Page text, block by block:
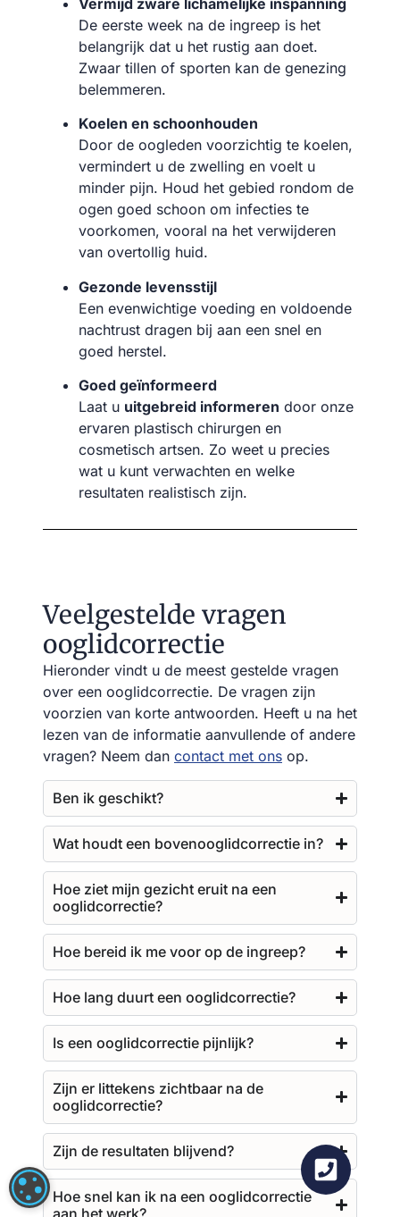
De eerste week na de ingreep is het
belangrijk dat u het rustig aan doet.
Zwaar tillen of sporten kan de genezing
belemmeren.
Koelen en schoonhouden
Door de oogleden voorzichtig te koelen,
vermindert u de zwelling en voelt u
minder pijn. Houd het gebied rondom de
ogen goed schoon om infecties te
voorkomen, vooral na het verwijderen
van overtollig huid.
Gezonde levensstijl
Een evenwichtige voeding en voldoende
nachtrust dragen bij aan een snel en
goed herstel.
Goed geïnformeerd
Laat u uitgebreid informeren door onze
ervaren plastisch chirurgen en
cosmetisch artsen. Zo weet u precies
wat u kunt verwachten en welke
resultaten realistisch zijn.
Veelgestelde vragen
ooglidcorrectie
Hieronder vindt u de meest gestelde vragen
over een ooglidcorrectie. De vragen zijn
voorzien van korte antwoorden. Heeft u na het
lezen van de informatie aanvullende of andere
vragen? Neem dan contact met ons op.
Ben ik geschikt?
Wat houdt een bovenooglidcorrectie in?
Hoe ziet mijn gezicht eruit na een
ooglidcorrectie?
Hoe bereid ik me voor op de ingreep?
Hoe lang duurt een ooglidcorrectie?
Is een ooglidcorrectie pijnlijk?
Zijn er littekens zichtbaar na de
ooglidcorrectie?
Zijn de resultaten blijvend?
Hoe snel kan ik na een ooglidcorrectie
aan het werk?
COOKIE-INSTELLINGEN